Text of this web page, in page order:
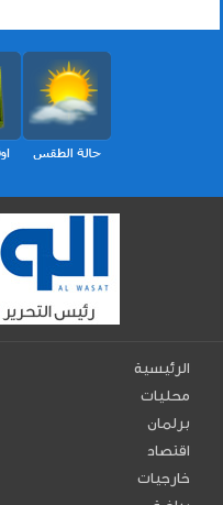
الرئيسية
محليات
برلمان
اقتصاد
خارجيات